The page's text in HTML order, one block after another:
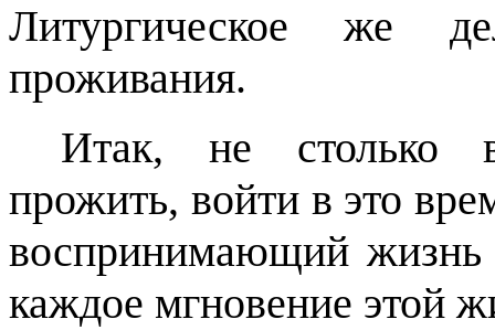
Литургическое же
проживания.
Итак, не столько
прожить, войти в это
воспринимающий жизнь
каждое мгновение этой